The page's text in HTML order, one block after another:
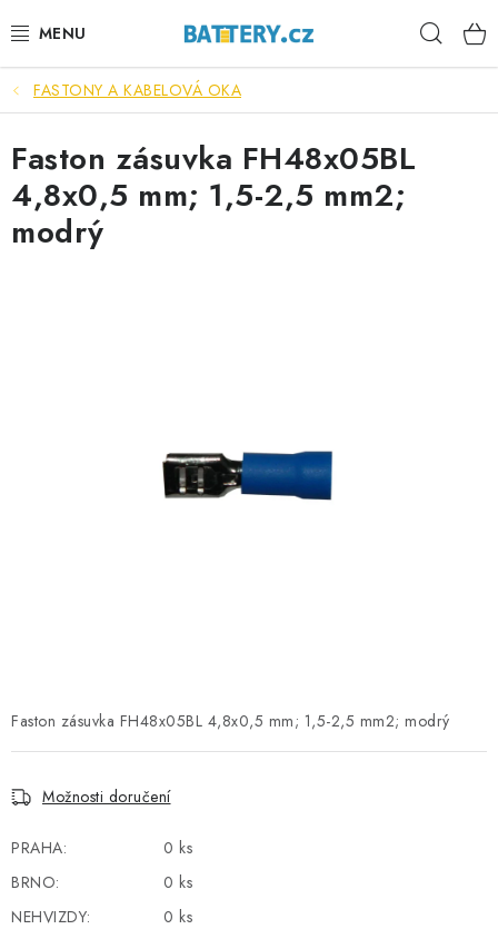
na
VÝHODNÉ SETY
SLUŽBY
AUTOBATERIE
FOTOVOLTAIKA
STARTOVACÍ ZDROJE
TESTERY BATERIÍ
BATERIE PRO VYSAVAČE
FASTONY A KABELOVÁ OKA
Faston zásuvka FH48x05BL 4,8x0,5 mm; 1,5-2,5 mm2; modrý
Možnosti doručení
PRAHA:
0 ks
BRNO:
0 ks
NEHVIZDY:
0 ks
Faston zásuvka FH48x05BL
4,8x0,5 mm; 1,5-2,5 mm2;
modrý